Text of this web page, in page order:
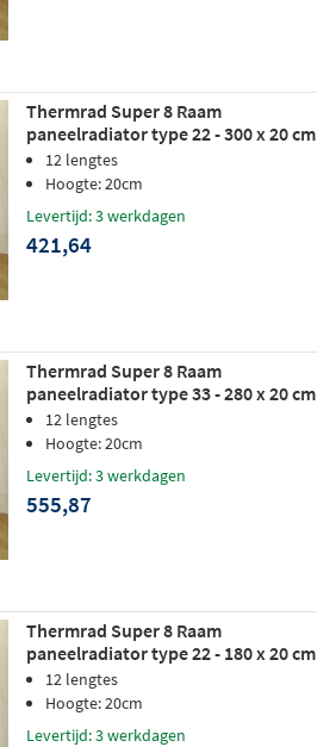
Thermrad Super 8 Raam
paneelradiator type 22 - 300 x 20 cm
(L x H)
12 lengtes
Hoogte: 20cm
Levertijd: 3 werkdagen
421,64
Thermrad Super 8 Raam
paneelradiator type 33 - 280 x 20 cm
(L x H)
12 lengtes
Hoogte: 20cm
Levertijd: 3 werkdagen
555,87
Thermrad Super 8 Raam
paneelradiator type 22 - 180 x 20 cm
(L x H)
12 lengtes
Hoogte: 20cm
Levertijd: 3 werkdagen